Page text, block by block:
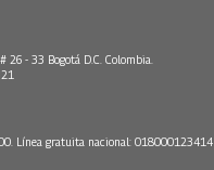
26 - 33 Bogotá D.C. Colombia.
Línea gratuita nacional: 018000123414